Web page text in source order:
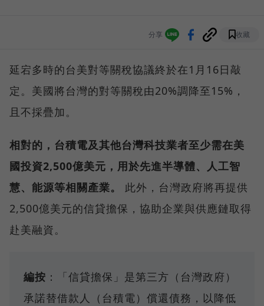
分享 收藏
延宕多時的台美對等關稅協議終於在1月16日敲
定。美國將台灣的對等關稅由20%調降至15%，
且不採疊加。
相對的，台積電及其他台灣科技業者至少需在美
國投資2,500億美元，用於先進半導體、人工智
慧、能源等相關產業。
此外，台灣政府將再提供
2,500億美元的信貸擔保，協助企業與供應鏈取得
赴美融資。
編按 ：「信貸擔保」是第三方（台灣政府）
承諾替借款人（台積電）償還債務，以降低